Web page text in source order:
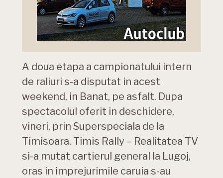
A doua etapa a campionatului intern
de raliuri s-a disputat in acest
weekend, in Banat, pe asfalt. Dupa
spectacolul oferit in deschidere,
vineri, prin Superspeciala de la
Timisoara, Timis Rally – Realitatea TV
si-a mutat cartierul general la Lugoj,
oras in imprejurimile caruia s-au